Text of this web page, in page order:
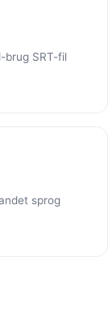
SRT-fil
sprog